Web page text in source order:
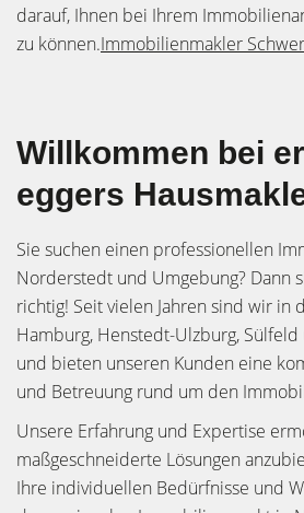
darauf, Ihnen bei Ihrem
zu können.Immobilienmakler
Willkommen bei
eggers
Sie suchen einen professionellen
Norderstedt und Umgebung? Dann
richtig! Seit vielen Jahren sind wir in
Hamburg, Henstedt-Ulzburg,
und bieten unseren Kunden eine
und Betreuung rund um den
Unsere Erfahrung und Expertise
maßgeschneiderte Lösungen
Ihre individuellen Bedürfnisse und